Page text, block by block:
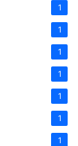
1
1
1
1
1
1
1